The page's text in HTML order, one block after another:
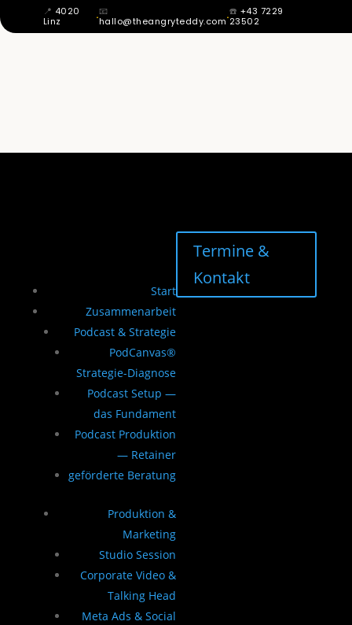
📍 4020
Linz
·📧
hallo@theangryteddy.com·☎️ +43 7229
23502
Start
Zusammenarbeit
Podcast & Strategie
PodCanvas®
Strategie-Diagnose
Podcast Setup —
das Fundament
Podcast Produktion
— Retainer
geförderte Beratung
Produktion &
Marketing
Studio Session
Corporate Video &
Talking Head
Meta Ads & Social
Termine &
Kontakt